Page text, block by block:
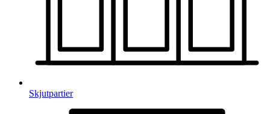
Skjutpartier